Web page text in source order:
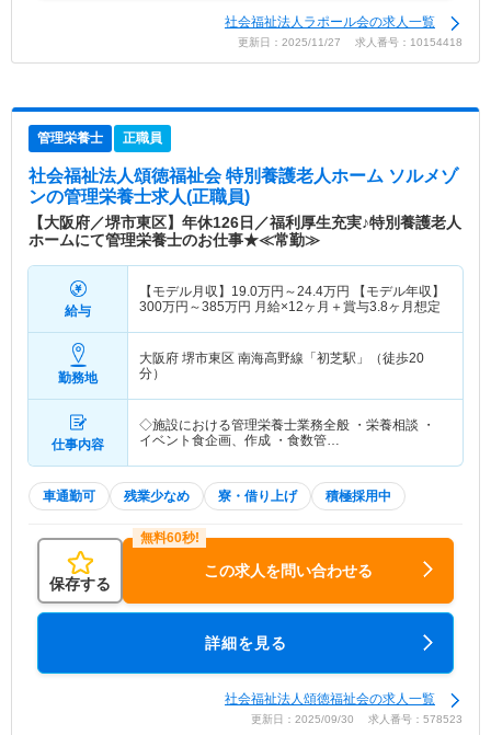
社会福祉法人ラポール会の求人一覧
更新日：2025/11/27 求人番号：10154418
管理栄養士 正職員
社会福祉法人頌徳福祉会 特別養護老人ホーム ソルメゾ
ンの管理栄養士求人(正職員)
【大阪府／堺市東区】年休126日／福利厚生充実♪特別養護老人
ホームにて管理栄養士のお仕事★≪常勤≫
給与
【モデル月収】 19.0万円～24.4万円
【モデル年収】
300万円～385万円 月給×12ヶ月＋賞与3.8ヶ月想定
勤務地
大阪府 堺市東区 南海高野線「初芝駅」（徒歩20
分）
仕事内容
◇施設における管理栄養士業務全般 ・栄養相談 ・
イベント食企画、作成 ・食数管…
車通勤可 残業少なめ 寮・借り上げ 積極採用中
保存する
この求人を問い合わせる
詳細を見る
社会福祉法人頌徳福祉会の求人一覧
更新日：2025/09/30 求人番号：578523